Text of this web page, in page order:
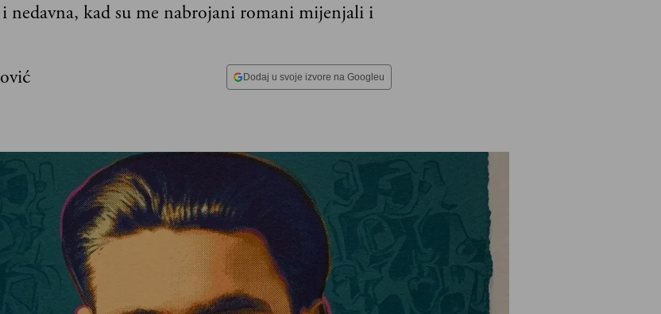
nedavna, kad su me nabrojani romani mijenjali i
Dodaj u svoje izvore na Googleu